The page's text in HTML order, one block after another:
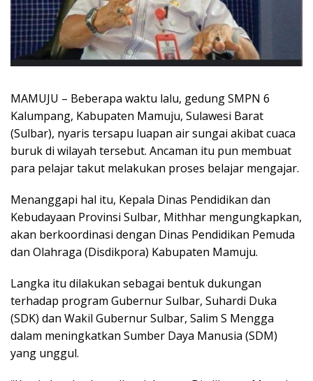
MAMUJU – Beberapa waktu lalu, gedung SMPN 6
Kalumpang, Kabupaten Mamuju, Sulawesi Barat
(Sulbar), nyaris tersapu luapan air sungai akibat cuaca
buruk di wilayah tersebut. Ancaman itu pun membuat
para pelajar takut melakukan proses belajar mengajar.
Menanggapi hal itu, Kepala Dinas Pendidikan dan
Kebudayaan Provinsi Sulbar, Mithhar mengungkapkan,
akan berkoordinasi dengan Dinas Pendidikan Pemuda
dan Olahraga (Disdikpora) Kabupaten Mamuju.
Langka itu dilakukan sebagai bentuk dukungan
terhadap program Gubernur Sulbar, Suhardi Duka
(SDK) dan Wakil Gubernur Sulbar, Salim S Mengga
dalam meningkatkan Sumber Daya Manusia (SDM)
yang unggul.